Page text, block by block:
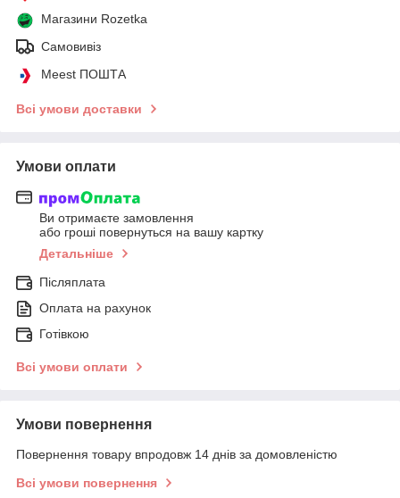
Магазини Rozetka
Самовивіз
Meest ПОШТА
Всі умови доставки
Умови оплати
Ви отримаєте замовлення
або гроші повернуться на вашу картку
Детальніше
Післяплата
Оплата на рахунок
Готівкою
Всі умови оплати
Умови повернення
Повернення товару впродовж 14 днів за домовленістю
Всі умови повернення